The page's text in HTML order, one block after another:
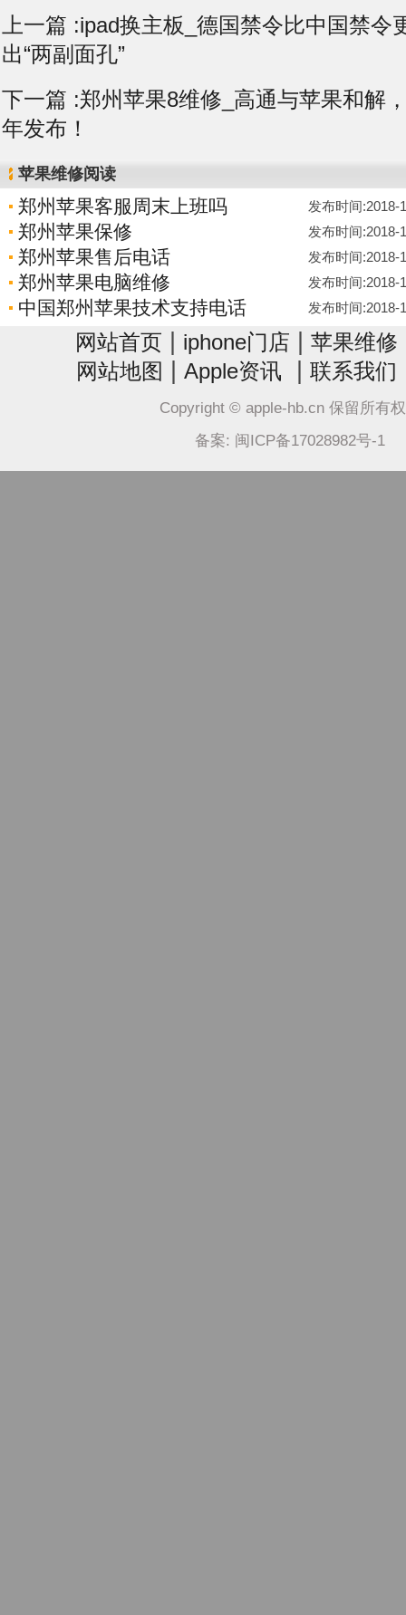
上一篇 :ipad换主板_德国禁令比中国禁令
出“两副面孔”
下一篇 :郑州苹果8维修_高通与苹果和解
年发布！
苹果维修阅读
郑州苹果客服周末上班吗 发布时间:2018-
郑州苹果保修 发布时间:2018-
郑州苹果售后电话 发布时间:2018-
郑州苹果电脑维修 发布时间:2018-
中国郑州苹果技术支持电话 发布时间:2018-
网站首页 iphone门店 苹果维修
网站地图 Apple资讯 联系我们
Copyright © apple-hb.cn 保留所有
备案: 闽ICP备17028982号-1